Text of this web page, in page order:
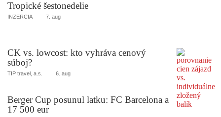
Tropické šestonedelie
INZERCIA 7. aug
CK vs. lowcost: kto vyhráva cenový
súboj?
TIP travel, a.s. 6. aug
Berger Cup posunul latku: FC Barcelona a
17 500 eur